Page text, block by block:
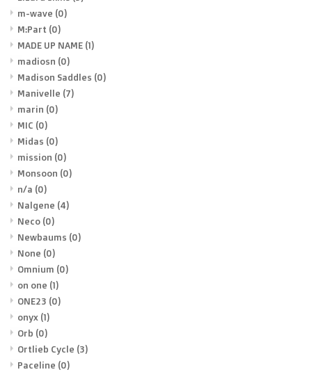
m-wave (0)
M:Part (0)
MADE UP NAME (1)
madiosn (0)
Madison Saddles (0)
Manivelle (7)
marin (0)
MIC (0)
Midas (0)
mission (0)
Monsoon (0)
n/a (0)
Nalgene (4)
Neco (0)
Newbaums (0)
None (0)
Omnium (0)
on one (1)
ONE23 (0)
onyx (1)
Orb (0)
Ortlieb Cycle (3)
Paceline (0)